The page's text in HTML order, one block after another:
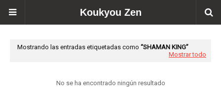
Koukyou Zen
Mostrando las entradas etiquetadas como SHAMAN KING
Mostrar todo
No se ha encontrado ningún resultado